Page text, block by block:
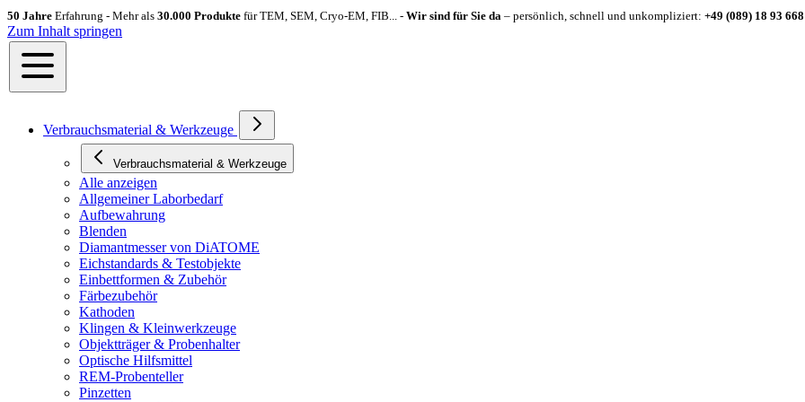
50 Jahre Erfahrung - Mehr als 30.000 Produkte für TEM, SEM, Cryo-EM, FIB... - Wir sind für Sie da – persönlich, schnell und unkompliziert: +49 (089) 18 93
Zum Inhalt springen
Verbrauchsmaterial & Werkzeuge
Verbrauchsmaterial & Werkzeuge
Alle anzeigen
Allgemeiner Laborbedarf
Aufbewahrung
Blenden
Diamantmesser von DiATOME
Eichstandards & Testobjekte
Einbettformen & Zubehör
Färbezubehör
Kathoden
Klingen & Kleinwerkzeuge
Objektträger & Probenhalter
Optische Hilfsmittel
REM-Probenteller
Pinzetten